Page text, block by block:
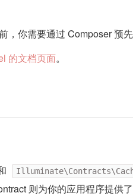
，你需要通过 Composer 预
的文档页面。
则为你的应用程序提供